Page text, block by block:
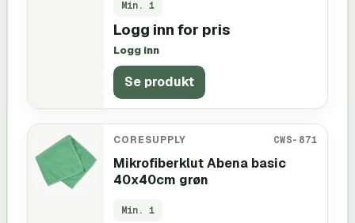
Min. 1
Logg inn for pris
Logg inn
Se produkt
CORESUPPLY CWS-871
Mikrofiberklut Abena basic
40x40cm grøn
Min. 1